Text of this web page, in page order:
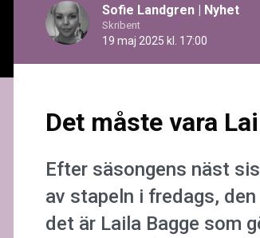
Sofie Landgren | Nyhet
Skribent
19 maj 2025 kl. 17:00
Det måste vara
Efter säsongens näst
av stapeln i fredags,
det är Laila Bagge som